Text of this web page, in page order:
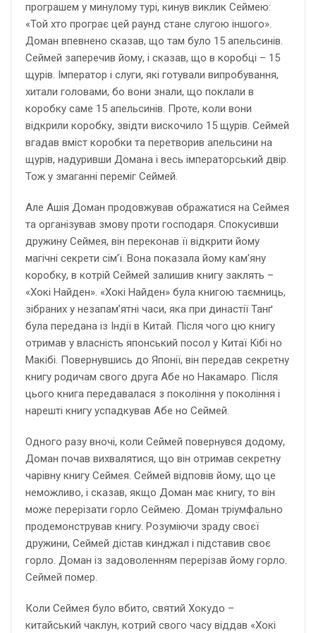
програшем у минулому турі, кинув виклик Сеймею:
«Той хто програє цей раунд стане слугою іншого».
Доман впевнено сказав, що там було 15 апельсинів.
Сеймей заперечив йому, і сказав, що в коробці – 15
щурів. Імператор і слуги, які готували випробування,
хитали головами, бо вони знали, що поклали в
коробку саме 15 апельсинів. Проте, коли вони
відкрили коробку, звідти вискочило 15 щурів. Сеймей
вгадав вміст коробки та перетворив апельсини на
щурів, надуривши Домана і весь імператорський двір.
Тож у змаганні переміг Сеймей.
Але Ашія Доман продовжував ображатися на Сеймея
та організував змову проти господаря. Спокусивши
дружину Сеймея, він переконав її відкрити йому
магічні секрети сім’ї. Вона показала йому кам’яну
коробку, в котрій Сеймей залишив книгу заклять –
«Хокі Найден». «Хокі Найден» була книгою таємниць,
зібраних у незапам’ятні часи, яка при династії Танґ
була передана із Індії в Китай. Після чого цю книгу
отримав у власність японський посол у Китаї Кібі но
Макібі. Повернувшись до Японії, він передав секретну
книгу родичам свого друга Абе но Накамаро. Після
цього книга передавалася з покоління у покоління і
нарешті книгу успадкував Абе но Сеймей.
Одного разу вночі, коли Сеймей повернувся додому,
Доман почав вихвалятися, що він отримав секретну
чарівну книгу Сеймея. Сеймей відповів йому, що це
неможливо, і сказав, якщо Доман має книгу, то він
може перерізати горло Сеймею. Доман тріумфально
продемонстрував книгу. Розуміючи зраду своєї
дружини, Сеймей дістав кинджал і підставив своє
горло. Доман із задоволенням перерізав йому горло.
Сеймей помер.
Коли Сеймея було вбито, святий Хокудо –
китайський чаклун, котрий свого часу віддав «Хокі